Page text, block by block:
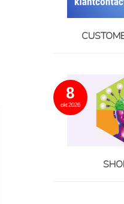
8
okt 2026